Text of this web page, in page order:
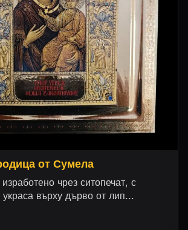
от Сумела
чрез ситопечат, с
върху дърво от лип...